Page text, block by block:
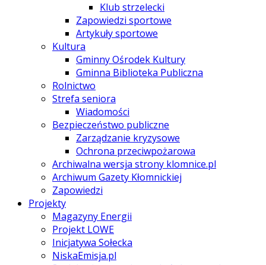
Klub strzelecki
Zapowiedzi sportowe
Artykuły sportowe
Kultura
Gminny Ośrodek Kultury
Gminna Biblioteka Publiczna
Rolnictwo
Strefa seniora
Wiadomości
Bezpieczeństwo publiczne
Zarządzanie kryzysowe
Ochrona przeciwpożarowa
Archiwalna wersja strony klomnice.pl
Archiwum Gazety Kłomnickiej
Zapowiedzi
Projekty
Magazyny Energii
Projekt LOWE
Inicjatywa Sołecka
NiskaEmisja.pl